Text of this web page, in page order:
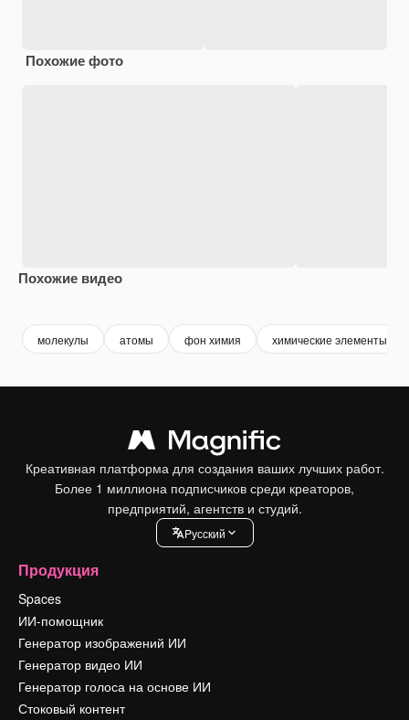
Похожие фото
Похожие видео
молекулы атомы фон химия химические элементы
Креативная платформа для создания ваших лучших работ.
Более 1 миллиона подписчиков среди креаторов,
предприятий, агентств и студий.
Pусский
Продукция
Spaces
ИИ-помощник
Генератор изображений ИИ
Генератор видео ИИ
Генератор голоса на основе ИИ
Стоковый контент